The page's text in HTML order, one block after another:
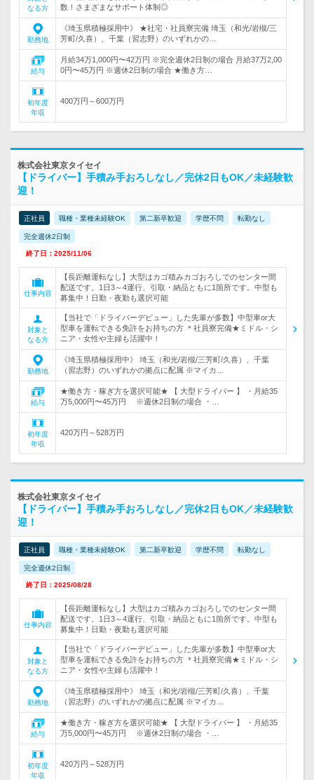
なる方
数！さまざまなサポート体制◎
勤務地
《埼玉県積極採用中》 ★社宅・社員寮完備 埼玉（和光/岩槻/三
芳町/久喜）、千葉（習志野）のいずれかの…
給与
月給34万1,000円〜42万円 ※完全週休2日制の場合 月給37万2,00
0円〜45万円 ※週休2日制の場合 ★働き方…
初年度
年収
400万円～600万円
株式会社東京タイセイ
【ドライバー】手積み手おろしなし／完休2日もOK／未経験歓
迎！
正社員 職種・業種未経験OK 第二新卒歓迎 学歴不問 転勤なし
完全週休2日制
終了日：2025/11/06
仕事内容
【長距離運転なし】大型はカゴ積みカゴおろしでのセンター間
配送です。1日3～4運行、引取・納品ともに1箇所です。中型も
募集中！日勤・夜勤も選択可能
対象と
なる方
【当社で「ドライバーデビュー」した先輩が多数】中型車or大
型車を運転できる免許をお持ちの方 ＊社員寮完備★ミドル・シ
ニア・女性や主婦も活躍中！
勤務地
《埼玉県積極採用中》 埼玉（和光/岩槻/三芳町/久喜）、千葉
（習志野）のいずれかの拠点に配属 ※マイカ…
給与
★働き方・稼ぎ方を選択可能★ 【 大型ドライバー 】 ・月給35
万5,000円〜45万円 ※週休2日制の場合 ・…
初年度
年収
420万円～528万円
株式会社東京タイセイ
【ドライバー】手積み手おろしなし／完休2日もOK／未経験歓
迎！
正社員 職種・業種未経験OK 第二新卒歓迎 学歴不問 転勤なし
完全週休2日制
終了日：2025/08/28
仕事内容
【長距離運転なし】大型はカゴ積みカゴおろしでのセンター間
配送です。1日3～4運行、引取・納品ともに1箇所です。中型も
募集中！日勤・夜勤も選択可能
対象と
なる方
【当社で「ドライバーデビュー」した先輩が多数】中型車or大
型車を運転できる免許をお持ちの方 ＊社員寮完備★ミドル・シ
ニア・女性や主婦も活躍中！
勤務地
《埼玉県積極採用中》 埼玉（和光/岩槻/三芳町/久喜）、千葉
（習志野）のいずれかの拠点に配属 ※マイカ…
給与
★働き方・稼ぎ方を選択可能★ 【 大型ドライバー 】 ・月給35
万5,000円〜45万円 ※週休2日制の場合 ・…
初年度
年収
420万円～528万円